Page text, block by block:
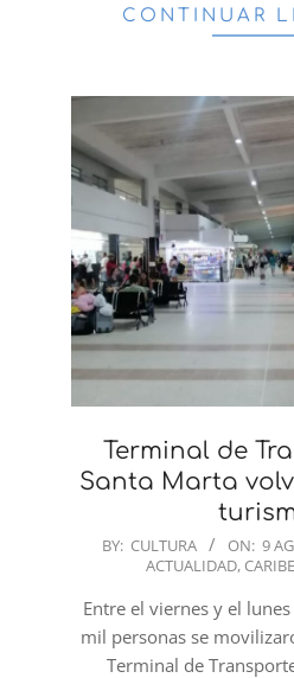
CONTINUAR
Terminal de
Santa Marta
2023-
09
BY: CULTURA ON: 9
ACTUALIDAD, CARIBE
Entre el viernes y el
mil personas se
Terminal de